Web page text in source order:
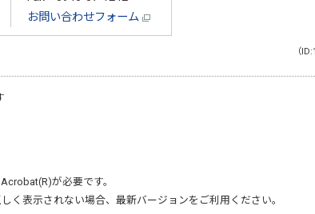
お問い合わせフォーム
（
が必要です。
く表示されない場合、最新バージョンをご利用ください。